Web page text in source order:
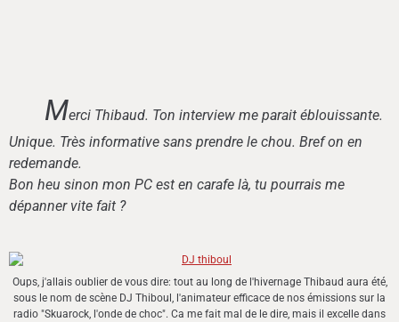
Merci Thibaud. Ton interview me parait éblouissante.
Unique. Très informative sans prendre le chou. Bref on en
redemande.
Bon heu sinon mon PC est en carafe là, tu pourrais me
dépanner vite fait ?
Oups, j'allais oublier de vous dire: tout au long de l'hivernage Thibaud aura été,
sous le nom de scène DJ Thiboul, l'animateur efficace de nos émissions sur la
radio "Skuarock, l'onde de choc". Ca me fait mal de le dire, mais il excelle dans